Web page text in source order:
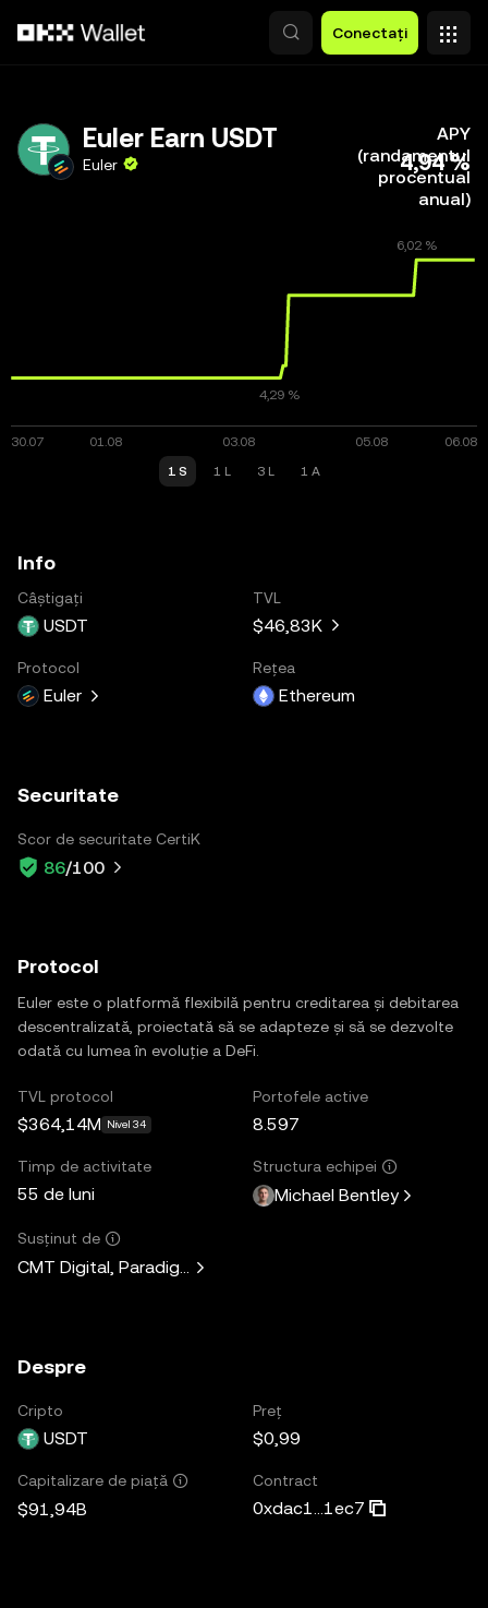
Conectați
Euler Earn USDT
Euler
APY
(randamentul
procentual
anual)
4,94 %
1 S 1 L 3 L 1 A
Info
Câștigați
USDT
TVL
$46,83K
Protocol
Euler
Rețea
Ethereum
Securitate
Scor de securitate CertiK
86/100
Protocol
Euler este o platformă flexibilă pentru creditarea și debitarea
descentralizată, proiectată să se adapteze și să se dezvolte
odată cu lumea în evoluție a DeFi.
TVL protocol
$364,14M Nivel 34
Portofele active
8.597
Timp de activitate
55 de luni
Structura echipei
Michael Bentley
Susținut de
CMT Digital, Paradigm, Lemniscap, Kain Warwick, Hasu,
Despre
Cripto
USDT
Preț
$0,99
Capitalizare de piață
$91,94B
Contract
0xdac1...1ec7